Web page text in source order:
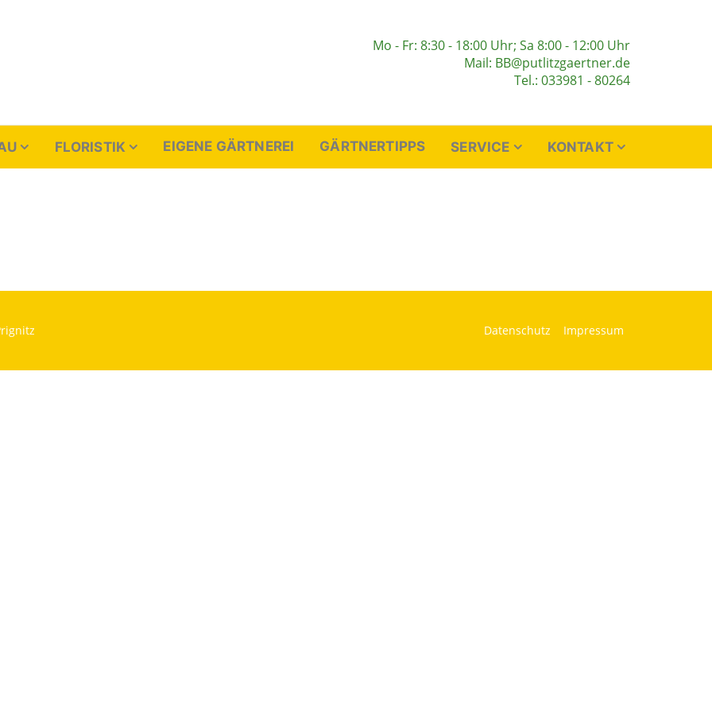
FLORISTIK EIGENE GÄRTNEREI GÄRTNERTIPPS SERVICE KONTAKT
Mo - Fr: 8:30 - 18:00 Uhr; Sa 8:00 - 12:00 Uhr
Mail: BB@putlitzgaertner.de
Tel.: 033981 - 80264
Datenschutz Impressum